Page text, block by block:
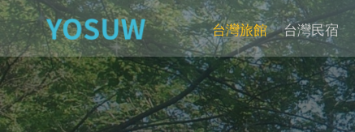
台灣旅館 台灣民宿